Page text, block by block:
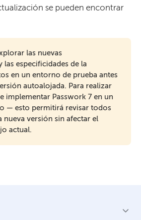
se pueden encontrar
las nuevas
las especificidades de la
en un entorno de prueba antes
autoalojada. Para realizar
implementar Passwork 7 en un
— esto permitirá revisar todos
nueva versión sin afectar el
actual.